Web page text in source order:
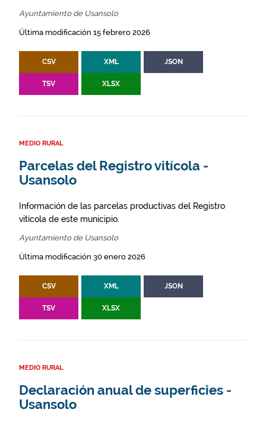
Ayuntamiento de Usansolo
Última modificación 15 febrero 2026
CSV XML JSON
TSV XLSX
MEDIO RURAL
Parcelas del Registro vitícola -
Usansolo
Información de las parcelas productivas del Registro
vitícola de este municipio.
Ayuntamiento de Usansolo
Última modificación 30 enero 2026
CSV XML JSON
TSV XLSX
MEDIO RURAL
Declaración anual de superficies -
Usansolo